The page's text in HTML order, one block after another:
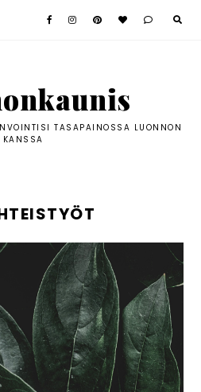
TASAPAINOSSA LUONNON
KANSSA